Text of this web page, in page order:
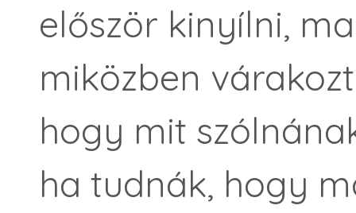
először kinyílni,
miközben
hogy mit
ha tudnák, hogy